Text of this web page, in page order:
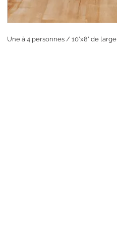
Une à 4 personnes / 10'x8' de large